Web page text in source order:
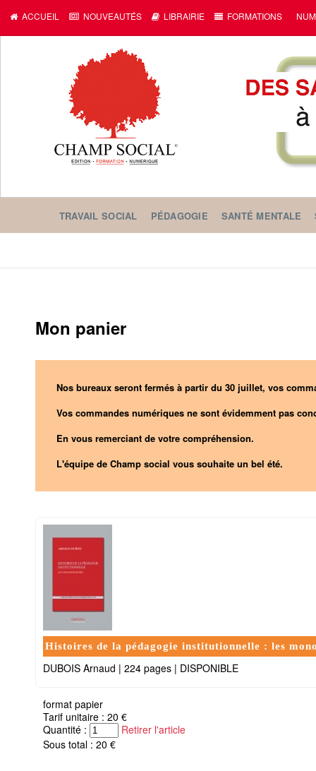
ACCUEIL NOUVEAUTÉS LIBRAIRIE FORMATIONS
TRAVAIL SOCIAL PÉDAGOGIE SANTÉ MENTALE
Mon panier
Nos bureaux seront fermés à partir du 30 juillet, vos
Vos commandes numériques ne sont évidemment pas
En vous remerciant de votre compréhension.
L'équipe de Champ social vous souhaite un bel été.
Histoires de la pédagogie institutionnelle : les
DUBOIS Arnaud | 224 pages | DISPONIBLE
format papier
Tarif unitaire : 20 €
Quantité :
Retirer l'article
Sous total : 20 €